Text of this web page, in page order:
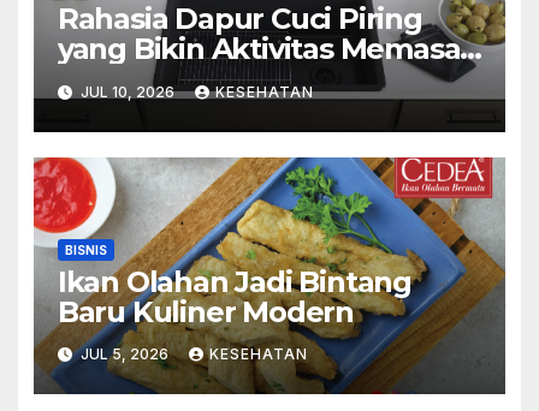
Rahasia Dapur Cuci Piring
yang Bikin Aktivitas Memasak
Menyenangkan
JUL 10, 2026 KESEHATAN
BISNIS
Ikan Olahan Jadi Bintang
Baru Kuliner Modern
JUL 5, 2026 KESEHATAN